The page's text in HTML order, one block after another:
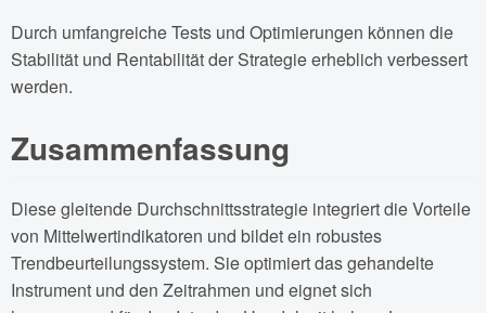
Durch umfangreiche Tests und Optimierungen können die
Stabilität und Rentabilität der Strategie erheblich verbessert
werden.
Zusammenfassung
Diese gleitende Durchschnittsstrategie integriert die Vorteile
von Mittelwertindikatoren und bildet ein robustes
Trendbeurteilungssystem. Sie optimiert das gehandelte
Instrument und den Zeitrahmen und eignet sich